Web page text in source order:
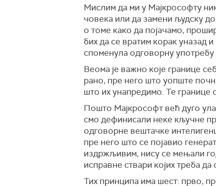
Мислим да ми у Мајкрософту
човека или да замени људску
о томе како да појачамо,
бих да се вратим корак уназад
споменула одговорну употребу
Веома је важно које границе
рано, пре него што уопште
што их унапредимо. Те границе
Пошто Мајкрософт већ дуго
смо дефинисали неке кључне
одговорне вештачке
пре него што се појавио
издржљивим, нису се мењали
исправне ствари којих треба
Тих принципа има шест: прво,